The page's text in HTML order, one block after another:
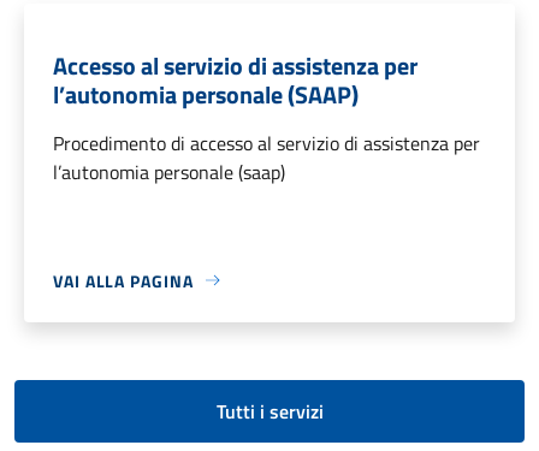
Accesso al servizio di assistenza per
l’autonomia personale (SAAP)
Procedimento di accesso al servizio di assistenza per
l’autonomia personale (saap)
VAI ALLA PAGINA
Tutti i servizi